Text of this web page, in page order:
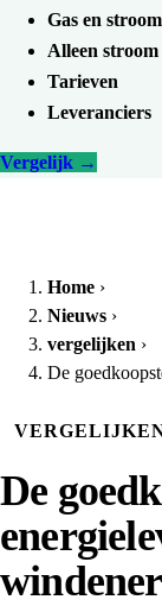
Gas en stroom
Alleen stroom
Tarieven
Leveranciers
Vergelijk →
Home ›
Nieuws ›
vergelijken ›
De
De